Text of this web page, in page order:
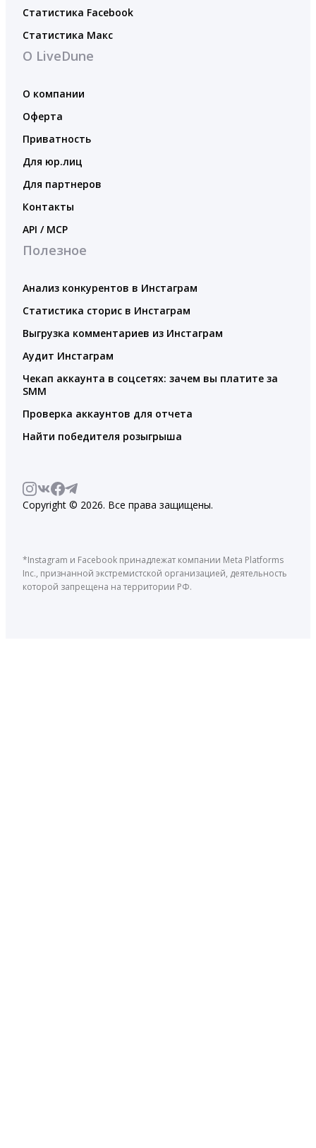
Статистика Facebook
Статистика Макс
О LiveDune
О компании
Оферта
Приватность
Для юр.лиц
Для партнеров
Контакты
API / MCP
Полезное
Анализ конкурентов в Инстаграм
Статистика сторис в Инстаграм
Выгрузка комментариев из Инстаграм
Аудит Инстаграм
Чекап аккаунта в соцсетях: зачем вы платите за
SMM
Проверка аккаунтов для отчета
Найти победителя розыгрыша
Copyright © 2026. Все права защищены.
*Instagram и Facebook принадлежат компании Meta Platforms
Inc., признанной экстремистской организацией, деятельность
которой запрещена на территории РФ.